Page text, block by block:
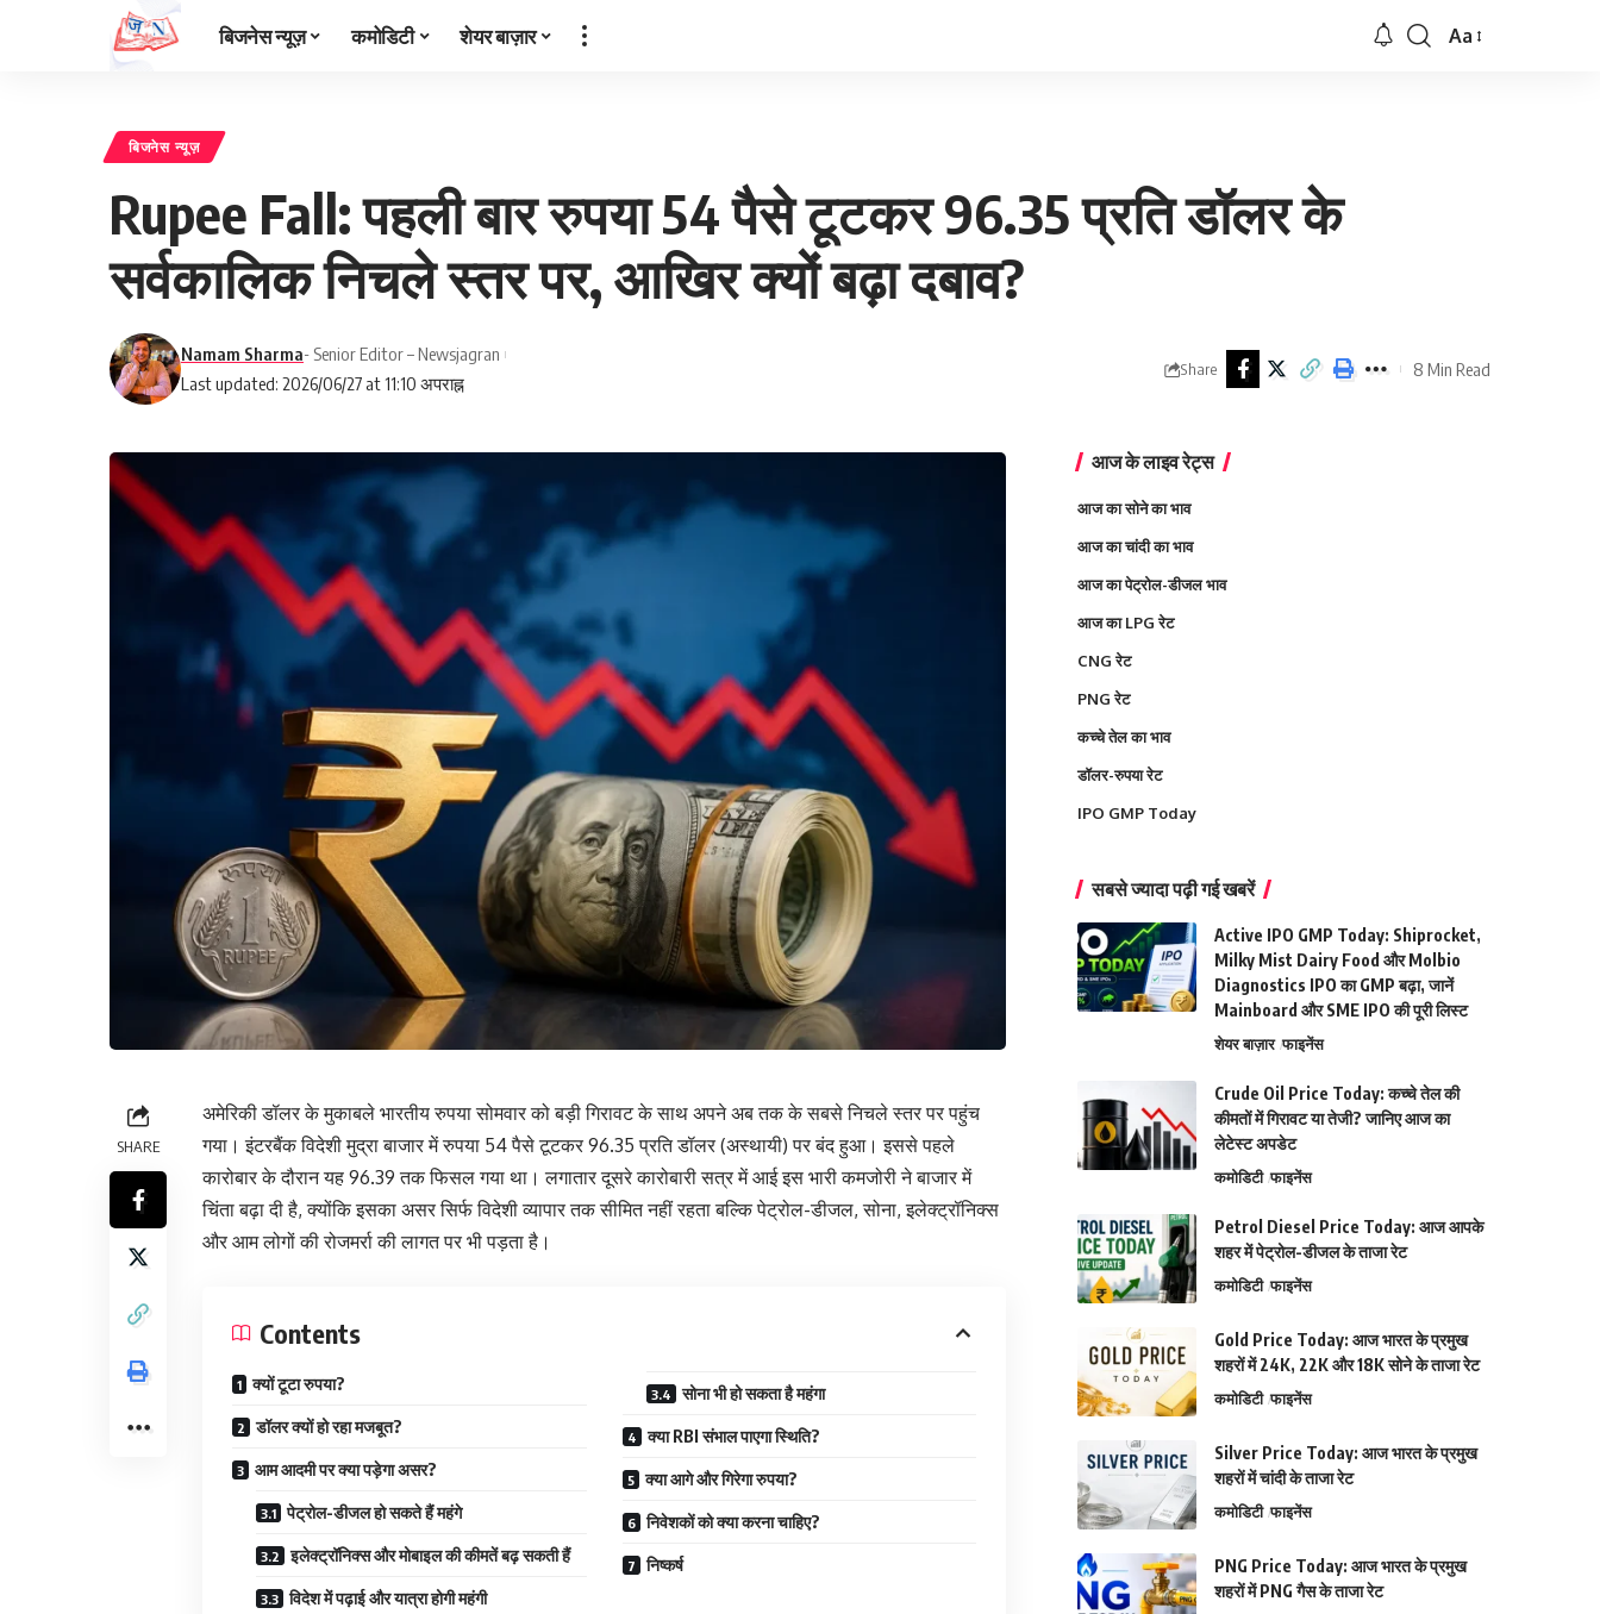
बिजनेस न्यूज़ कमोडिटी शेयर बाज़ार
Font
Aa
बिजनेस न्यूज़
Rupee Fall: पहली बार रुपया 54 पैसे टूटकर 96.35 प्रति डॉलर के
सर्वकालिक निचले स्तर पर, आखिर क्यों बढ़ा दबाव?
Last updated: 2026/06/27 at 11:10 अपराह्न
Namam Sharma- Senior Editor – Newsjagran
Share 8 Min Read
SHARE
अमेरिकी डॉलर के मुकाबले भारतीय रुपया सोमवार को बड़ी गिरावट के साथ अपने अब तक के सबसे निचले स्तर पर पहुंच
गया। इंटरबैंक विदेशी मुद्रा बाजार में रुपया 54 पैसे टूटकर 96.35 प्रति डॉलर (अस्थायी) पर बंद हुआ। इससे पहले
कारोबार के दौरान यह 96.39 तक फिसल गया था। लगातार दूसरे कारोबारी सत्र में आई इस भारी कमजोरी ने बाजार में
चिंता बढ़ा दी है, क्योंकि इसका असर सिर्फ विदेशी व्यापार तक सीमित नहीं रहता बल्कि पेट्रोल-डीजल, सोना, इलेक्ट्रॉनिक्स
और आम लोगों की रोजमर्रा की लागत पर भी पड़ता है।
Contents
क्यों टूटा रुपया?
डॉलर क्यों हो रहा मजबूत?
आम आदमी पर क्या पड़ेगा असर?
पेट्रोल-डीजल हो सकते हैं महंगे
इलेक्ट्रॉनिक्स और मोबाइल की कीमतें बढ़ सकती हैं
विदेश में पढ़ाई और यात्रा होगी महंगी
सोना भी हो सकता है महंगा
क्या RBI संभाल पाएगा स्थिति?
क्या आगे और गिरेगा रुपया?
निवेशकों को क्या करना चाहिए?
निष्कर्ष
आज के लाइव रेट्स
आज का सोने का भाव
आज का चांदी का भाव
आज का पेट्रोल-डीजल भाव
आज का LPG रेट
CNG रेट
PNG रेट
कच्चे तेल का भाव
डॉलर-रुपया रेट
IPO GMP Today
सबसे ज्यादा पढ़ी गई खबरें
Active IPO GMP Today: Shiprocket,
Milky Mist Dairy Food और Molbio
Diagnostics IPO का GMP बढ़ा, जानें
Mainboard और SME IPO की पूरी लिस्ट
शेयर बाज़ार फाइनेंस
Crude Oil Price Today: कच्चे तेल की
कीमतों में गिरावट या तेजी? जानिए आज का
लेटेस्ट अपडेट
कमोडिटी फाइनेंस
Petrol Diesel Price Today: आज आपके
शहर में पेट्रोल-डीजल के ताजा रेट
कमोडिटी फाइनेंस
Gold Price Today: आज भारत के प्रमुख
शहरों में 24K, 22K और 18K सोने के ताजा रेट
कमोडिटी फाइनेंस
Silver Price Today: आज भारत के प्रमुख
शहरों में चांदी के ताजा रेट
कमोडिटी फाइनेंस
PNG Price Today: आज भारत के प्रमुख
शहरों में PNG गैस के ताजा रेट